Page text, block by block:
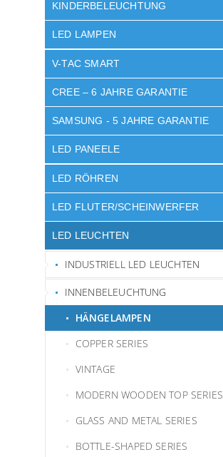
KINDERBELEUCHTUNG
LED LAMPEN
V-TAC SMART
CREE – 6 JAHRE GARANTIE
SAMSUNG - 5 JAHRE GARANTIE
LED PANEELE
LED RÖHREN
LED FLUTER/SCHEINWERFER
LED LEUCHTEN
INDUSTRIELL LED LEUCHTEN
INNENBELEUCHTUNG
HÄNGELAMPEN
COPPER SERIES
VINTAGE
MODERN WOODEN TOP SERIES
GLASS AND METAL SERIES
BOTTLE-SHAPED SERIES